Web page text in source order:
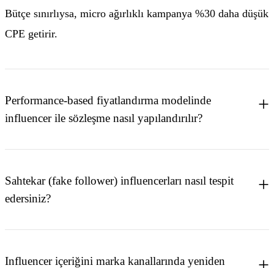
Bütçe sınırlıysa, micro ağırlıklı kampanya %30 daha düşük
CPE getirir.
Performance-based fiyatlandırma modelinde
influencer ile sözleşme nasıl yapılandırılır?
Sahtekar (fake follower) influencerları nasıl tespit
edersiniz?
Influencer içeriğini marka kanallarında yeniden